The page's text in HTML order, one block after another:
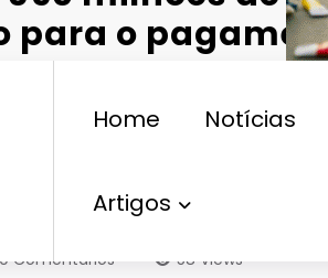
Home Notícias
Artigos
o
,Gestão, Rioprevidência
0 Comentários 58 Views